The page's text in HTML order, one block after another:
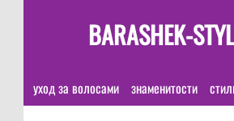
BARASHEK-
уход за волосами знаменитости